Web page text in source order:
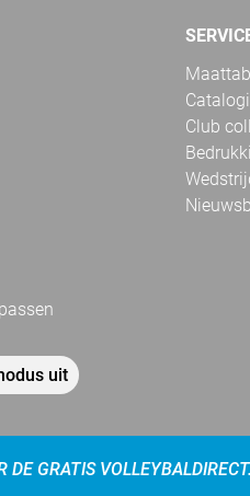
uit
Catalogi
Club
DE GRATIS